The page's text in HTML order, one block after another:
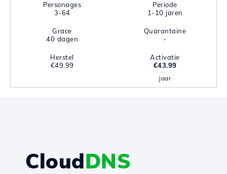
Personages
3-64
Periode
1-10 jaren
Grace
40 dagen
Quarantaine
-
Herstel
€49.99
Activatie
€43.99
jaar
CloudDNS